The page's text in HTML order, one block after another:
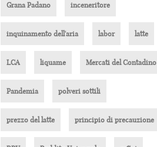
Grana Padano inceneritore
inquinamento dell'aria labor latte
LCA liquame Mercati del Contadino
Pandemia polveri sottili
prezzo del latte principio di precauzione